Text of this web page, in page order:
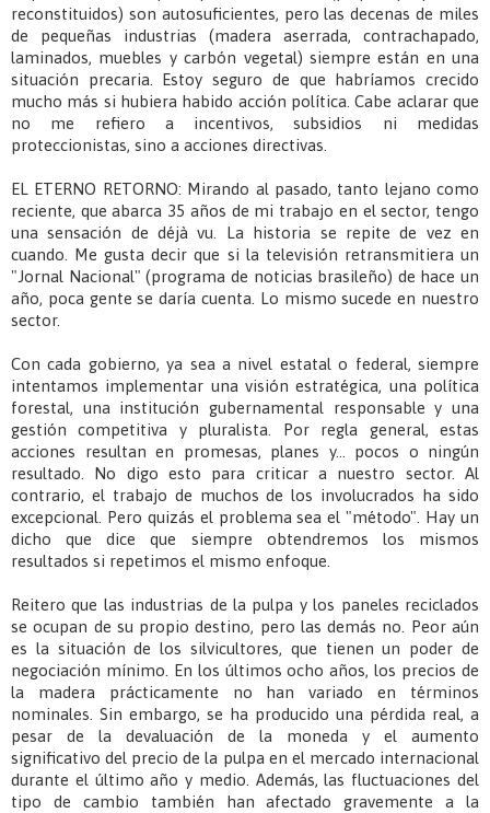
reconstituidos) son autosuficientes, pero las decenas de miles
de pequeñas industrias (madera aserrada, contrachapado,
laminados, muebles y carbón vegetal) siempre están en una
situación precaria. Estoy seguro de que habríamos crecido
mucho más si hubiera habido acción política. Cabe aclarar que
no me refiero a incentivos, subsidios ni medidas
proteccionistas, sino a acciones directivas.
EL ETERNO RETORNO: Mirando al pasado, tanto lejano como
reciente, que abarca 35 años de mi trabajo en el sector, tengo
una sensación de déjà vu. La historia se repite de vez en
cuando. Me gusta decir que si la televisión retransmitiera un
"Jornal Nacional" (programa de noticias brasileño) de hace un
año, poca gente se daría cuenta. Lo mismo sucede en nuestro
sector.
Con cada gobierno, ya sea a nivel estatal o federal, siempre
intentamos implementar una visión estratégica, una política
forestal, una institución gubernamental responsable y una
gestión competitiva y pluralista. Por regla general, estas
acciones resultan en promesas, planes y... pocos o ningún
resultado. No digo esto para criticar a nuestro sector. Al
contrario, el trabajo de muchos de los involucrados ha sido
excepcional. Pero quizás el problema sea el "método". Hay un
dicho que dice que siempre obtendremos los mismos
resultados si repetimos el mismo enfoque.
Reitero que las industrias de la pulpa y los paneles reciclados
se ocupan de su propio destino, pero las demás no. Peor aún
es la situación de los silvicultores, que tienen un poder de
negociación mínimo. En los últimos ocho años, los precios de
la madera prácticamente no han variado en términos
nominales. Sin embargo, se ha producido una pérdida real, a
pesar de la devaluación de la moneda y el aumento
significativo del precio de la pulpa en el mercado internacional
durante el último año y medio. Además, las fluctuaciones del
tipo de cambio también han afectado gravemente a la